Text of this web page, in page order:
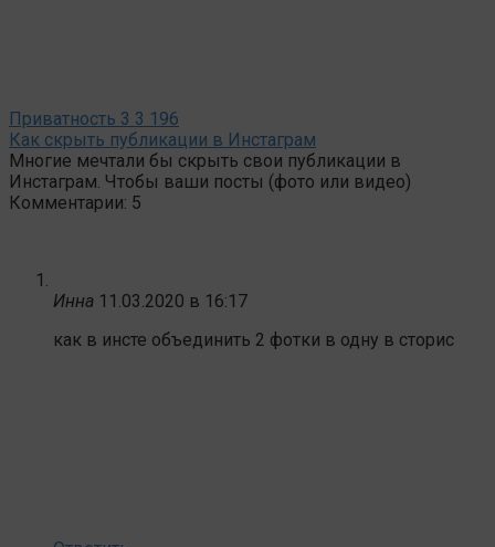
Приватность 3 3 196
Как скрыть публикации в Инстаграм
Многие мечтали бы скрыть свои публикации в
Инстаграм. Чтобы ваши посты (фото или видео)
Комментарии: 5
Инна 11.03.2020 в 16:17
как в инсте объединить 2 фотки в одну в сторис